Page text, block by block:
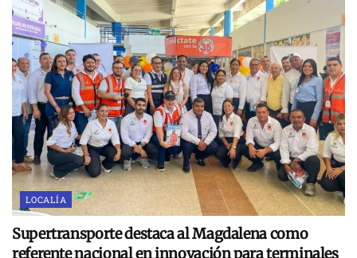
LOCALÍA
Supertransporte destaca al Magdalena como
referente nacional en innovación para terminales